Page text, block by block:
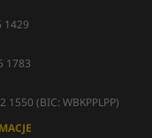
1429
1783
(BIC: WBKPPLPP)